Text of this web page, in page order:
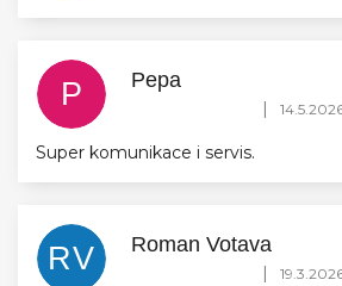
P Pepa
Hodnocení obchodu je 5
|
Super komunikace i servis.
RV Roman Votava
Hodnocení obchodu je 5
|